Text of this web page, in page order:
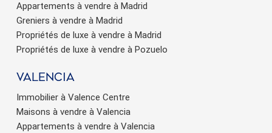
Appartements à vendre à Madrid
Greniers à vendre à Madrid
Propriétés de luxe à vendre à Madrid
Propriétés de luxe à vendre à Pozuelo
valencia
Immobilier à Valence Centre
Maisons à vendre à Valencia
Appartements à vendre à Valencia